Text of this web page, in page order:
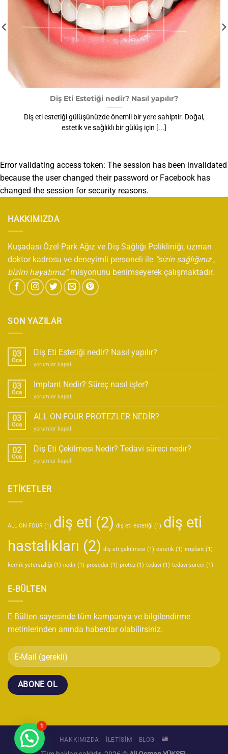
Diş Eti Estetiği nedir? Nasıl yapılır?
Diş eti estetiği gülüşünüzde önemli bir yere sahiptir. Doğal,
estetik ve sağlıklı bir gülüş için [...]
Error validating access token: The session has been invalidated
because the user changed their password or Facebook has
changed the session for security reasons.
HAKKIMIZDA
Kuşadası Özel Park Ağız ve Diş Sağlığı Polikliniği, uzman
doktor kadrosu ve deneyimli personeli ile “sizin sağlığınız ,
bizim hayatımız”misyonunu benimseyerek çalışmaktadır.
SON YAZILAR
03
Oca
Diş Eti Estetiği nedir? Nasıl yapılır?
Diş
Estetiği
nedir?
Nasıl
için
yorumlar kapalı
03
Oca
Implant Nedir? Süreç nasıl işler?
Implant
Süreç
işler?
yorumlar kapalı
03
Oca
ALL ON FOUR PROTEZLER NEDİR?
ALL
FOUR
PROTEZLER
NEDİR?
yorumlar kapalı
02
Oca
Diş Eti Çekilmesi Nedir? Tedavi süreci nedir?
Diş
Nedir?
yorumlar kapalı
ETİKETLER
ALL ON FOUR (1) diş eti (2) diş eti estetiği (1) diş eti
hastalıkları (2) diş eti çekilmesi (1) estetik (1) implant (1)
kemik yetersizliği (1) nedir (1) prosedür (1) protez (1) tedavi (1) tedavi süreci (1)
E-BÜLTEN
E-Bülten sayesinde tüm kampanya ve bilgilendirme
metinlerinden anında haberdar olabilirsiniz.
HAKKIMIZDA İLETİŞİM BLOG
1